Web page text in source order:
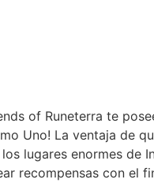
of Runeterra te
Uno! La ventaja de
lugares enormes de
recompensas con el